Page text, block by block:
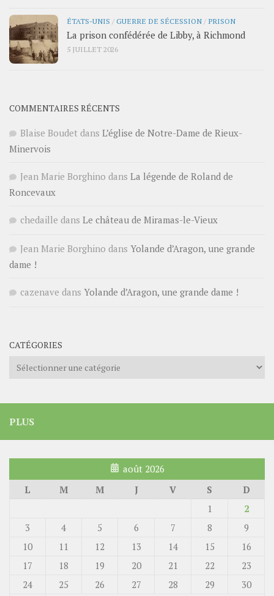
ÉTATS-UNIS /GUERRE DE SÉCESSION / PRISON
La prison confédérée de Libby, à Richmond
5 JUILLET 2026
COMMENTAIRES RÉCENTS
Blaise Boudet dans L’église de Notre-Dame de Rieux-
Minervois
Jean Marie Borghino dans La légende de Roland de
Roncevaux
chedaille dans Le château de Miramas-le-Vieux
Jean Marie Borghino dans Yolande d’Aragon, une grande
dame !
cazenave dans Yolande d’Aragon, une grande dame !
CATÉGORIES
Catégories
PLUS
août 2026
L
M M J V S
D
1
2
3
4 5 6 7 8
9
10
11 12 13 14 15
16
17
18 19 20 21 22
23
24
25 26 27 28 29
30